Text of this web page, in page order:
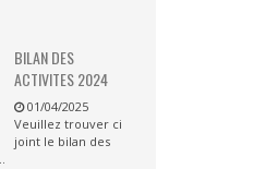
BILAN DES
ACTIVITES 2024
01/04/2025
Veuillez trouver ci
joint le bilan des